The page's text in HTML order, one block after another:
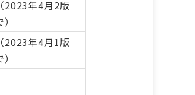
2023年4月2版
2023年4月1版